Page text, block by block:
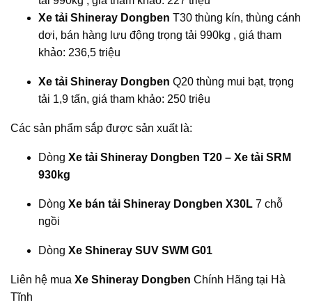
Xe tải Shineray Dongben T30 thùng kín, thùng cánh
dơi, bán hàng lưu động trọng tải 990kg , giá tham
khảo: 236,5 triệu
Xe tải Shineray Dongben Q20 thùng mui bạt, trọng
tải 1,9 tấn, giá tham khảo: 250 triệu
Các sản phẩm sắp được sản xuất là:
Dòng Xe tải Shineray Dongben T20 – Xe tải SRM
930kg
Dòng Xe bán tải Shineray Dongben X30L 7 chỗ
ngồi
Dòng Xe Shineray SUV SWM G01
Liên hệ mua Xe Shineray Dongben Chính Hãng tại Hà
Tĩnh